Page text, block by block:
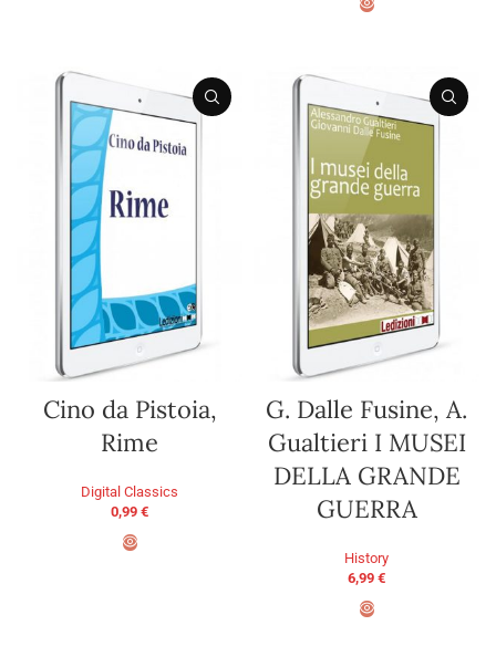
Cino da Pistoia,
Rime
Digital Classics
0,99 €
G. Dalle Fusine, A.
Gualtieri I MUSEI
DELLA GRANDE
GUERRA
History
6,99 €